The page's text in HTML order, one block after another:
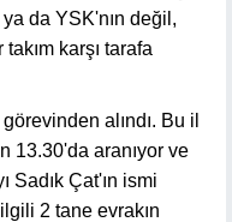
da YSK'nın değil,
karşı tarafa
alındı. Bu il
13.30'da aranıyor ve
Sadık Çat'ın ismi
2 tane evrakın